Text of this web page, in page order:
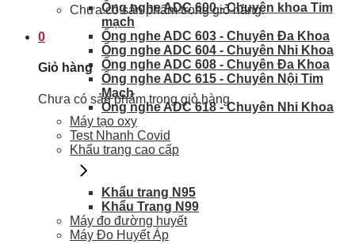
Chưa có sản phẩm trong giỏ hàng.
0
Giỏ hàng
Chưa có sản phẩm trong giỏ hàng.
Ống nghe ADC 600 - Chuyên khoa Tim
mạch
Ống nghe ADC 603 - Chuyên Đa Khoa
Ống nghe ADC 604 - Chuyên Nhi Khoa
Ống nghe ADC 608 - Chuyên Đa Khoa
Ống nghe ADC 615 - Chuyên Nội Tim
Mạch
Ống nghe ADC 618 - Chuyên Nhi Khoa
Máy tạo oxy
Test Nhanh Covid
Khẩu trang cao cấp
Khẩu trang N95
Khẩu Trang N99
Máy đo đường huyết
Máy Đo Huyết Áp